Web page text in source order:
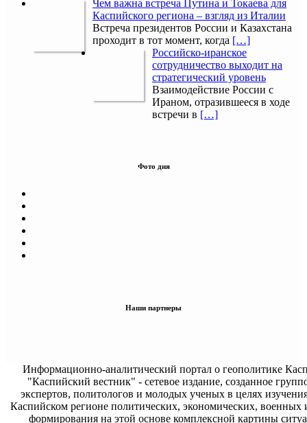
Чем важна встреча Путина и Токаева для
Каспийского региона – взгляд из Италии
Встреча президентов России и Казахстана
проходит в тот момент, когда […]
Российско-иранское
сотрудничество выходит на
стратегический уровень
Взаимодействие России с
Ираном, отразившееся в ходе
встречи в […]
Фото дня
Наши партнеры
Информационно-аналитический портал о геополитике
"Каспийский вестник" - сетевое издание, созданное
экспертов, политологов и молодых ученых в целях
Каспийском регионе политических, экономических, военных
формирования на этой основе комплексной картины